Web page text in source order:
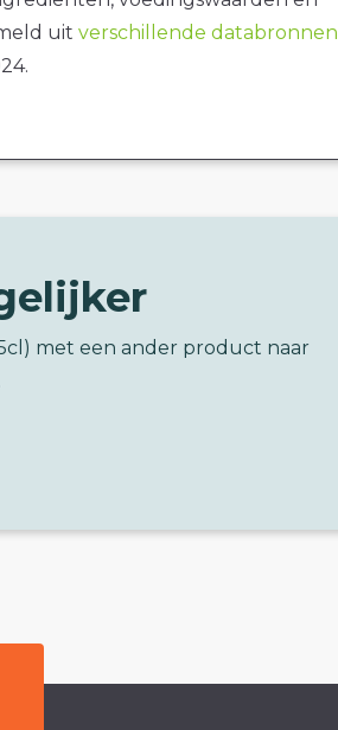
uit verschillende databronnen
met een ander product naar